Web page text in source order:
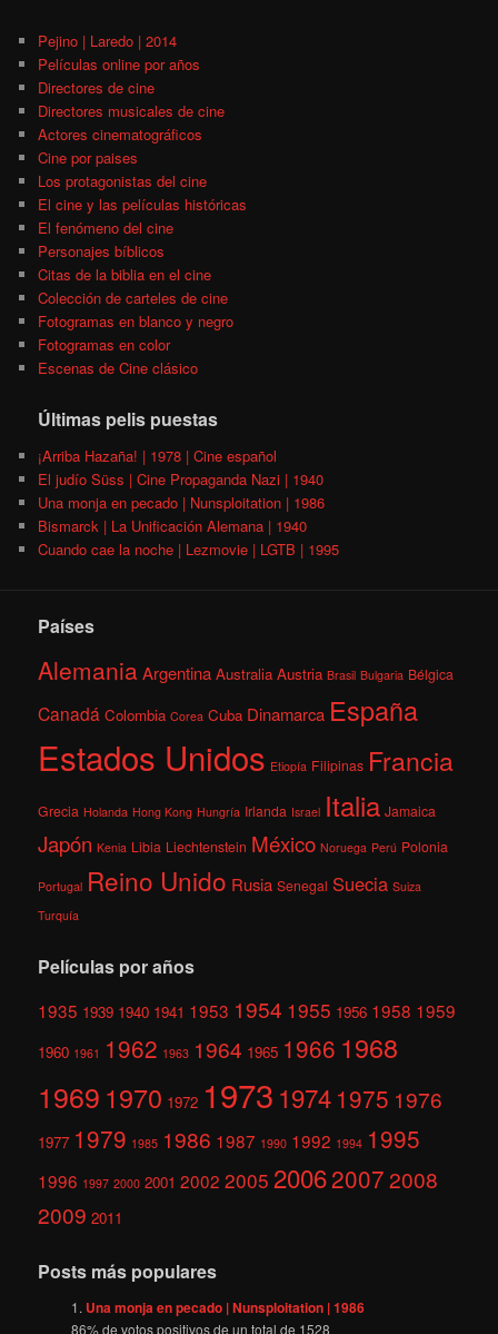
Pejino | Laredo | 2014
Películas online por años
Directores de cine
Directores musicales de cine
Actores cinematográficos
Cine por paises
Los protagonistas del cine
El cine y las películas históricas
El fenómeno del cine
Personajes bíblicos
Citas de la biblia en el cine
Colección de carteles de cine
Fotogramas en blanco y negro
Fotogramas en color
Escenas de Cine clásico
Últimas pelis puestas
¡Arriba Hazaña! | 1978 | Cine español
El judío Süss | Cine Propaganda Nazi | 1940
Una monja en pecado | Nunsploitation | 1986
Bismarck | La Unificación Alemana | 1940
Cuando cae la noche | Lezmovie | LGTB | 1995
Países
AlemaniaArgentina Australia Austria Brasil Bulgaria Bélgica
Canadá Colombia Corea Cuba Dinamarca España
Estados Unidos Etiopía Filipinas Francia
Grecia Holanda Hong Kong Hungría Irlanda Israel Italia Jamaica
Japón Kenia Libia Liechtenstein México Noruega Perú Polonia
Portugal Reino Unido Rusia Senegal Suecia Suiza
Turquía
Películas por años
1935 1939 1940 1941 1953 1954 1955 1956 1958 1959
1960 1961 1962 1963 1964 1965 1966 1968
1969 1970 1972 1973 1974 1975 1976
1977 1979 1985 1986 1987 1990 1992 1994 1995
1996 1997 2000 2001 2002 2005 200620072008
2009 2011
Posts más populares
Una monja en pecado | Nunsploitation | 1986
86% de votos positivos de un total de 1528